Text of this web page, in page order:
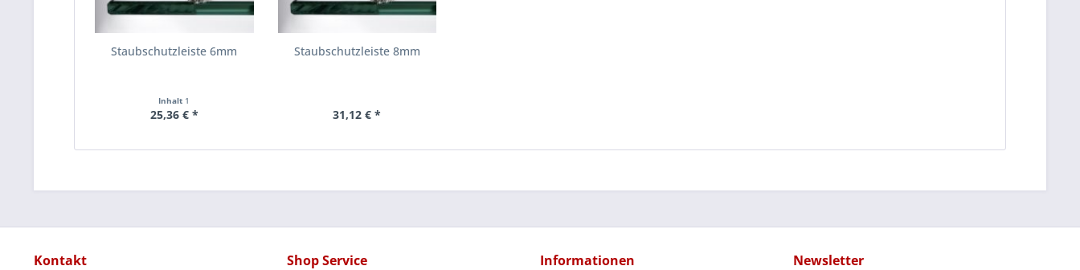
Staubschutzleiste 6mm
Inhalt 1
25,36 € *
Staubschutzleiste 8mm
31,12 € *
Kontakt Shop Service Informationen Newsletter